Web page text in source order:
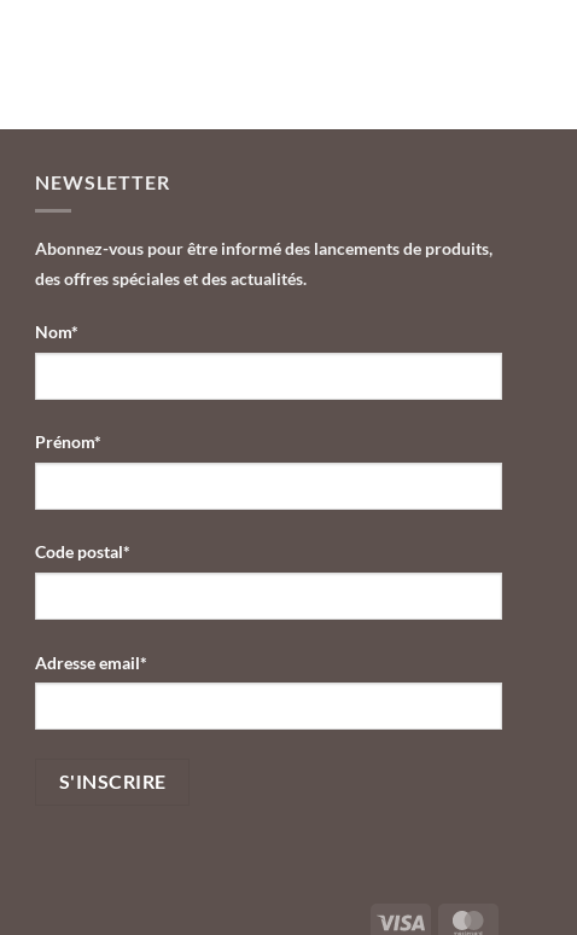
NEWSLETTER
Abonnez-vous pour être informé des lancements de produits,
des offres spéciales et des actualités.
Nom*
Prénom*
Code postal*
Adresse email*
Visa